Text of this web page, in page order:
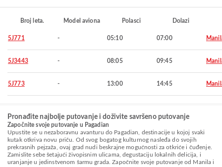
Broj leta. Model aviona Polasci Dolazi
5J771 - 05:10 07:00
5J3443 - 08:05 09:45
5J773 - 13:00 14:45
Pronađite najbolje putovanje i doživite savršeno putovanje
Započnite svoje putovanje u Pagadian
Upustite se u nezaboravnu avanturu do Pagadian, destinacije u kojoj svaki
kutak otkriva novu priču. Od svog bogatog kulturnog nasleđa do svojih
prekrasnih pejzaža, ovaj grad nudi beskrajne mogućnosti za otkriće i čuđenje.
Zamislite sebe šetajući živopisnim ulicama, degustaciju lokalnih delicija, i
uranjanje u jedinstvenom šarmu grada. Započnite svoje putovanje od Manila i